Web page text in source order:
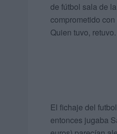
de fútbol sala de
comprometido
Quien tuvo, retuvo.
El fichaje del
entonces jugaba